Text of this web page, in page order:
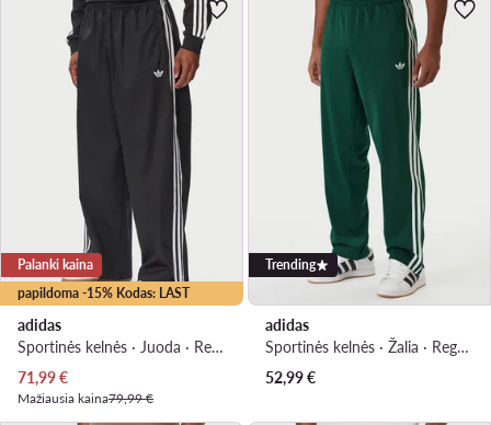
papildoma -15% Kodas: LAST
Palanki kaina
adidas
Sportinės kelnės · Juoda · Relaxed Fit
Dabartinė kaina
71,99€
Mažiausia kaina79,99 €
Trending
adidas
Sportinės kelnės · Žalia · Regular Fit
52,99€